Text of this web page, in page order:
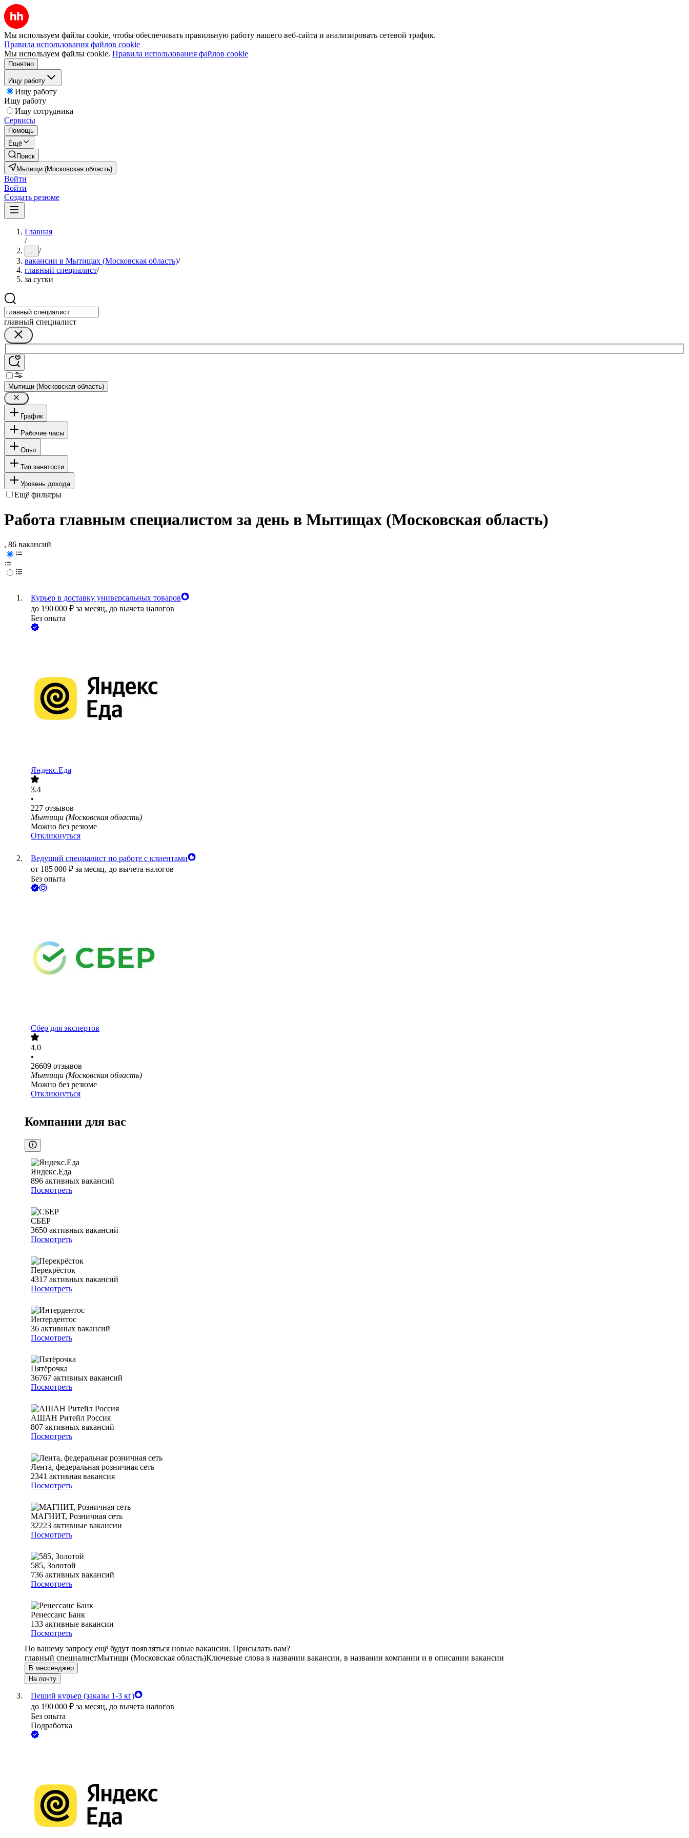
Мы используем файлы cookie, чтобы обеспечивать правильную работу нашего веб-сайта и анализировать сетевой трафик.
Правила использования файлов cookie
Мы используем файлы cookie. Правила использования файлов cookie
Понятно
Ищу работу
Ищу работу
Ищу работу
Ищу сотрудника
Сервисы
Помощь
Ещё
Поиск
Мытищи (Московская область)
Войти
Войти
Создать резюме
Главная
/
... /
вакансии в Мытищах (Московская область)/
главный специалист/
за сутки
главный специалист
Мытищи (Московская область)
График
Рабочие часы
Опыт
Тип занятости
Уровень дохода
Ещё фильтры
Работа главным специалистом за день в Мытищах (Московская область)
, 86 вакансий
Курьер в доставку универсальных товаров
до 190 000 ₽ за месяц, до вычета налогов
Без опыта
Яндекс.Еда
3.4
•
227 отзывов
Мытищи (Московская область)
Можно без резюме
Откликнуться
Ведущий специалист по работе с клиентами
от 185 000 ₽ за месяц, до вычета налогов
Без опыта
Сбер для экспертов
4.0
•
26609 отзывов
Мытищи (Московская область)
Можно без резюме
Откликнуться
Компании для вас
Яндекс.Еда
896 активных вакансий
Посмотреть
СБЕР
3650 активных вакансий
Посмотреть
Перекрёсток
4317 активных вакансий
Посмотреть
Интердентос
36 активных вакансий
Посмотреть
Пятёрочка
36767 активных вакансий
Посмотреть
АШАН Ритейл Россия
807 активных вакансий
Посмотреть
Лента, федеральная розничная сеть
2341 активная вакансия
Посмотреть
МАГНИТ, Розничная сеть
32223 активные вакансии
Посмотреть
585, Золотой
736 активных вакансий
Посмотреть
Ренессанс Банк
133 активные вакансии
Посмотреть
По вашему запросу ещё будут появляться новые вакансии. Присылать вам?
главный специалистМытищи (Московская область)Ключевые слова в названии вакансии, в названии компании и в описании вакансии
В мессенджер
На почту
Пеший курьер (заказы 1-3 кг)
до 190 000 ₽ за месяц, до вычета налогов
Без опыта
Подработка